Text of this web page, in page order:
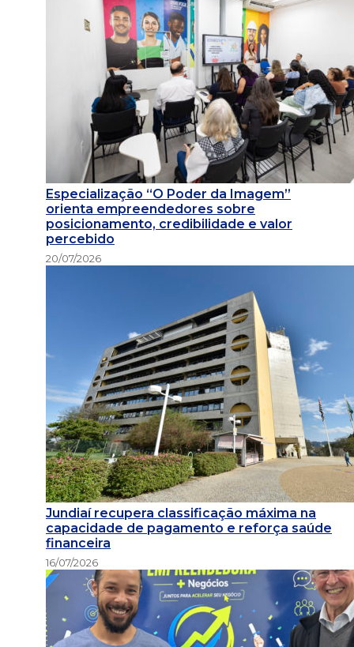
Especialização “O Poder da Imagem”
orienta empreendedores sobre
posicionamento, credibilidade e valor
percebido
20/07/2026
Jundiaí recupera classificação máxima na
capacidade de pagamento e reforça saúde
financeira
16/07/2026